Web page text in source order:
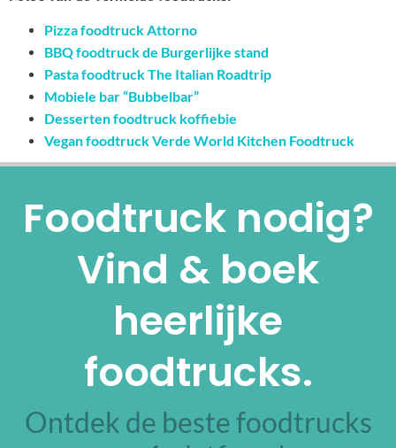
Pizza foodtruck Attorno
BBQ foodtruck de Burgerlijke stand
Pasta foodtruck The Italian Roadtrip
Mobiele bar “Bubbelbar”
Desserten foodtruck koffiebie
Vegan foodtruck Verde World Kitchen Foodtruck
Foodtruck nodig?
Vind & boek
heerlijke
foodtrucks.
Ontdek de beste foodtrucks